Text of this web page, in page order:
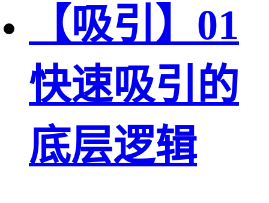
【吸引】01
快速吸引的
底层逻辑